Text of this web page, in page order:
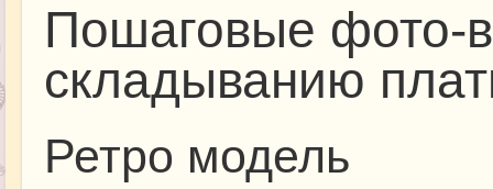
Пошаговые фото-
складыванию
Ретро модель